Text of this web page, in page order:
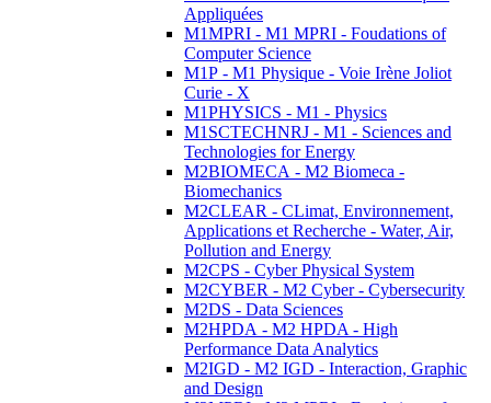
Appliquées
M1MPRI - M1 MPRI - Foudations of
Computer Science
M1P - M1 Physique - Voie Irène Joliot
Curie - X
M1PHYSICS - M1 - Physics
M1SCTECHNRJ - M1 - Sciences and
Technologies for Energy
M2BIOMECA - M2 Biomeca -
Biomechanics
M2CLEAR - CLimat, Environnement,
Applications et Recherche - Water, Air,
Pollution and Energy
M2CPS - Cyber Physical System
M2CYBER - M2 Cyber - Cybersecurity
M2DS - Data Sciences
M2HPDA - M2 HPDA - High
Performance Data Analytics
M2IGD - M2 IGD - Interaction, Graphic
and Design